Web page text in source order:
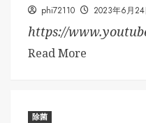
phi72110 2023年6月24
https://
Read More
除菌